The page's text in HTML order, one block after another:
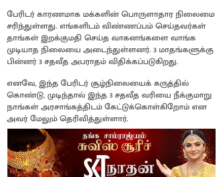
பேரிடர் காரணமாக மக்களின் பொருளாதார நிலைமை
சரிந்துள்ளது. எங்களிடம் விண்ணப்பம் செய்தவர்கள்
தாங்கள் இறக்குமதி செய்த வாகனங்களை வாங்க
முடியாத நிலையை அடைந்துள்ளனர். 3 மாதங்களுக்கு
பின்னர் 3 சதவீத அபராதம் விதிக்கப்படுகிறது.
எனவே, இந்த பேரிடர் சூழ்நிலையைக் கருத்தில்
கொண்டு, முடிந்தால் இந்த 3 சதவீத வரியை நீக்குமாறு
நாங்கள் அரசாங்கத்திடம் கேட்டுக்கொள்கிறோம் என
அவர் மேலும் தெரிவித்துள்ளார்.